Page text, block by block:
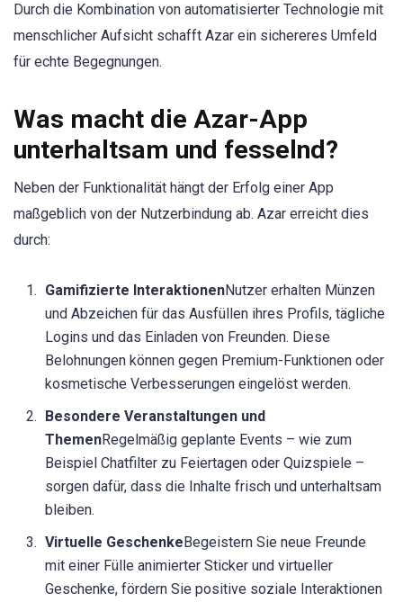
Durch die Kombination von automatisierter Technologie mit
menschlicher Aufsicht schafft Azar ein sichereres Umfeld
für echte Begegnungen.
Was macht die Azar-App
unterhaltsam und fesselnd?
Neben der Funktionalität hängt der Erfolg einer App
maßgeblich von der Nutzerbindung ab. Azar erreicht dies
durch:
Gamifizierte InteraktionenNutzer erhalten Münzen
und Abzeichen für das Ausfüllen ihres Profils, tägliche
Logins und das Einladen von Freunden. Diese
Belohnungen können gegen Premium-Funktionen oder
kosmetische Verbesserungen eingelöst werden.
Besondere Veranstaltungen und
ThemenRegelmäßig geplante Events – wie zum
Beispiel Chatfilter zu Feiertagen oder Quizspiele –
sorgen dafür, dass die Inhalte frisch und unterhaltsam
bleiben.
Virtuelle GeschenkeBegeistern Sie neue Freunde
mit einer Fülle animierter Sticker und virtueller
Geschenke, fördern Sie positive soziale Interaktionen